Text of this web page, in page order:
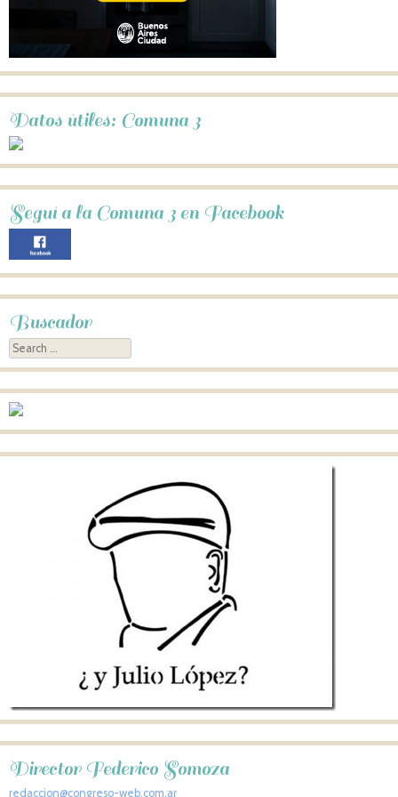
Datos útiles: Comuna 3
Seguí a la Comuna 3 en Facebook
Buscador
Search
Director Federico Somoza
redaccion@congreso-web.com.ar